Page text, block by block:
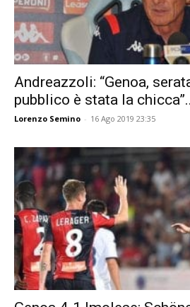
Andreazzoli: “Genoa,
pubblico è stata la
Lorenzo Semino - 16 Ago 2019 23:35